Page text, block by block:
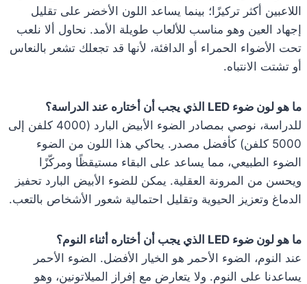
اللاعبين أكثر تركيزًا؛ بينما يساعد اللون الأخضر على تقليل
إجهاد العين وهو مناسب للألعاب طويلة الأمد. نحاول ألا نلعب
تحت الأضواء الحمراء أو الدافئة، لأنها قد تجعلك تشعر بالنعاس
أو تشتت الانتباه.
ما هو لون ضوء LED الذي يجب أن أختاره عند الدراسة؟
للدراسة، نوصي بمصادر الضوء الأبيض البارد (4000 كلفن إلى
5000 كلفن) كأفضل مصدر. يحاكي هذا اللون من الضوء
الضوء الطبيعي، مما يساعد على البقاء مستيقظًا ومركّزًا
ويحسن من المرونة العقلية. يمكن للضوء الأبيض البارد تحفيز
الدماغ وتعزيز الحيوية وتقليل احتمالية شعور الأشخاص بالتعب.
ما هو لون ضوء LED الذي يجب أن أختاره أثناء النوم؟
عند النوم، الضوء الأحمر هو الخيار الأفضل. الضوء الأحمر
يساعدنا على النوم. ولا يتعارض مع إفراز الميلاتونين، وهو